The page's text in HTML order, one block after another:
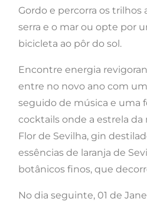
Gordo e percorra os trilhos
serra e o mar ou opte por
bicicleta ao pôr do sol.
Encontre energia
entre no novo ano com
seguido de música e uma
cocktails onde a estrela da
Flor de Sevilha, gin
essências de laranja de
botânicos finos, que
No dia seguinte, 01 de